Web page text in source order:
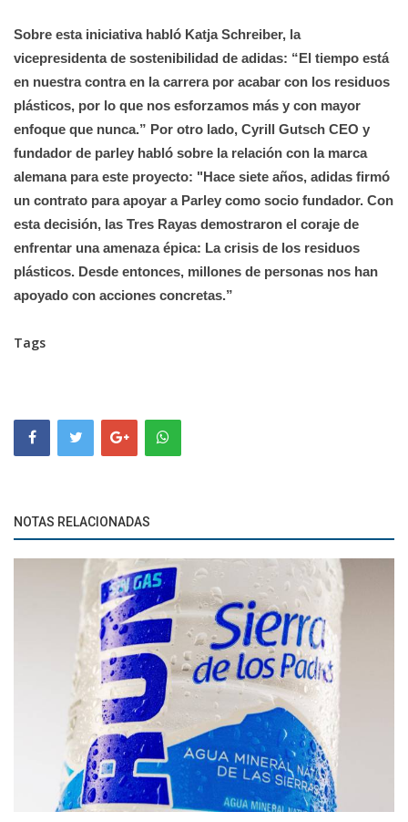
Sobre esta iniciativa habló Katja Schreiber, la
vicepresidenta de sostenibilidad de adidas: “El tiempo está
en nuestra contra en la carrera por acabar con los residuos
plásticos, por lo que nos esforzamos más y con mayor
enfoque que nunca.” Por otro lado, Cyrill Gutsch CEO y
fundador de parley habló sobre la relación con la marca
alemana para este proyecto: "Hace siete años, adidas firmó
un contrato para apoyar a Parley como socio fundador. Con
esta decisión, las Tres Rayas demostraron el coraje de
enfrentar una amenaza épica: La crisis de los residuos
plásticos. Desde entonces, millones de personas nos han
apoyado con acciones concretas.”
Tags
NOTAS RELACIONADAS